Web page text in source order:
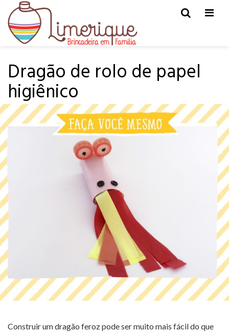
HOME FAÇA VOCÊ MESMO
Dragão de rolo de papel
higiênico
Construir um dragão feroz pode ser muito mais fácil do que